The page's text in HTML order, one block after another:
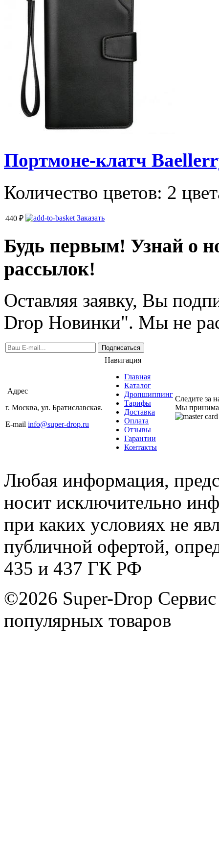
Портмоне-клатч
Количество цветов: 2
440 ₽ Заказать
Будь первым! Узнай о
рассылок!
Оставляя заявку, Вы
Drop Новинки". Мы не
Подписаться
Адрес
г. Москва, ул. Братиславская.
E-mail info@super-drop.ru
Навигация
Главная
Каталог
Дропшиппинг
Тарифы
Доставка
Оплата
Отзывы
Гарантии
Контакты
Следите за
Мы
Любая информация,
носит исключительно
при каких условиях не
публичной офертой,
435 и 437 ГК РФ
©2026 Super-Drop
популярных товаров